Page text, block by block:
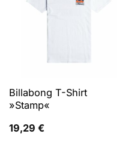
Billabong T-Shirt
»Stamp«
19,29 €